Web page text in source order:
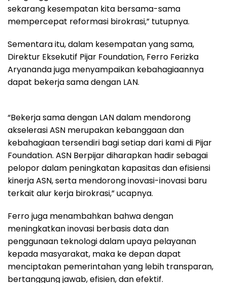
sekarang kesempatan kita bersama-sama
mempercepat reformasi birokrasi,” tutupnya.
Sementara itu, dalam kesempatan yang sama,
Direktur Eksekutif Pijar Foundation, Ferro Ferizka
Aryananda juga menyampaikan kebahagiaannya
dapat bekerja sama dengan LAN.
“Bekerja sama dengan LAN dalam mendorong
akselerasi ASN merupakan kebanggaan dan
kebahagiaan tersendiri bagi setiap dari kami di Pijar
Foundation. ASN Berpijar diharapkan hadir sebagai
pelopor dalam peningkatan kapasitas dan efisiensi
kinerja ASN, serta mendorong inovasi-inovasi baru
terkait alur kerja birokrasi,” ucapnya.
Ferro juga menambahkan bahwa dengan
meningkatkan inovasi berbasis data dan
penggunaan teknologi dalam upaya pelayanan
kepada masyarakat, maka ke depan dapat
menciptakan pemerintahan yang lebih transparan,
bertanggung jawab, efisien, dan efektif.